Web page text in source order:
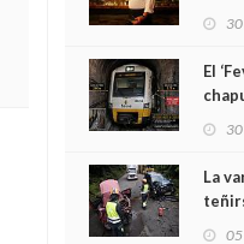
El
La
05